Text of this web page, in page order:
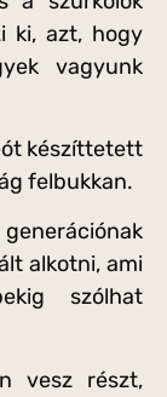
ki, azt, hogy
vagyunk
készíttetett
felbukkan.
alkotni, ami
szólhat
vesz részt,